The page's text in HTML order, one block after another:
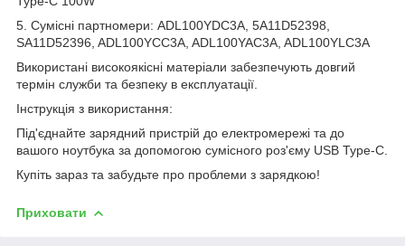
5. Сумісні партномери: ADL100YDC3A, 5A11D52398,
SA11D52396, ADL100YCC3A, ADL100YAC3A, ADL100YLC3A
Використані високоякісні матеріали забезпечують довгий
термін служби та безпеку в експлуатації.
Інструкція з використання:
Під'єднайте зарядний пристрій до електромережі та до
вашого ноутбука за допомогою сумісного роз'єму USB Type-C.
Купіть зараз та забудьте про проблеми з зарядкою!
Приховати